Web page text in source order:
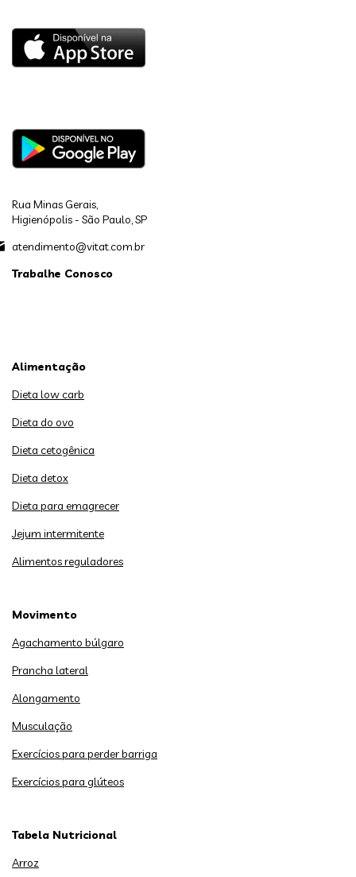
Rua Minas Gerais,
Higienópolis - São Paulo, SP
atendimento@vitat.com.br
Trabalhe Conosco
Alimentação
Dieta low carb
Dieta do ovo
Dieta cetogênica
Dieta detox
Dieta para emagrecer
Jejum intermitente
Alimentos reguladores
Movimento
Agachamento búlgaro
Prancha lateral
Alongamento
Musculação
Exercícios para perder barriga
Exercícios para glúteos
Tabela Nutricional
Arroz